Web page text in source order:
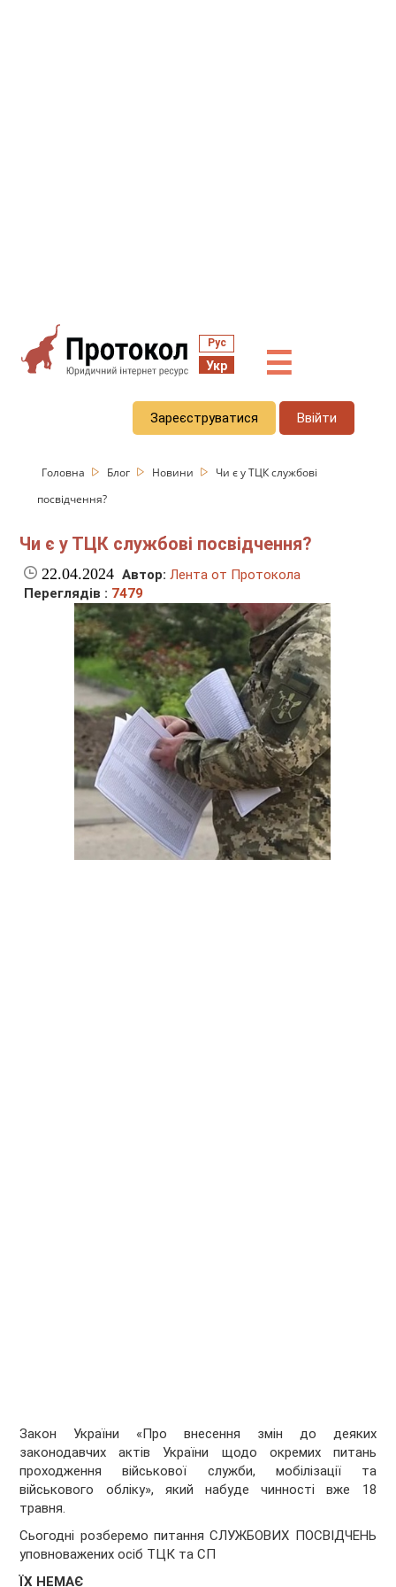
Рус
Укр ☰
Зареєструватися Ввійти
Головна Блог Новини
Чи є у ТЦК службові
посвідчення?
Чи є у ТЦК службові посвідчення?
22.04.2024 Автор: Лента от Протокола
Переглядів : 7479
Закон України «Про внесення змін до деяких
законодавчих актів України щодо окремих питань
проходження військової служби, мобілізації та
військового обліку», який набуде чинності вже 18
травня.
Сьогодні розберемо питання СЛУЖБОВИХ ПОСВІДЧЕНЬ
уповноважених осіб ТЦК та СП
ЇХ НЕМАЄ